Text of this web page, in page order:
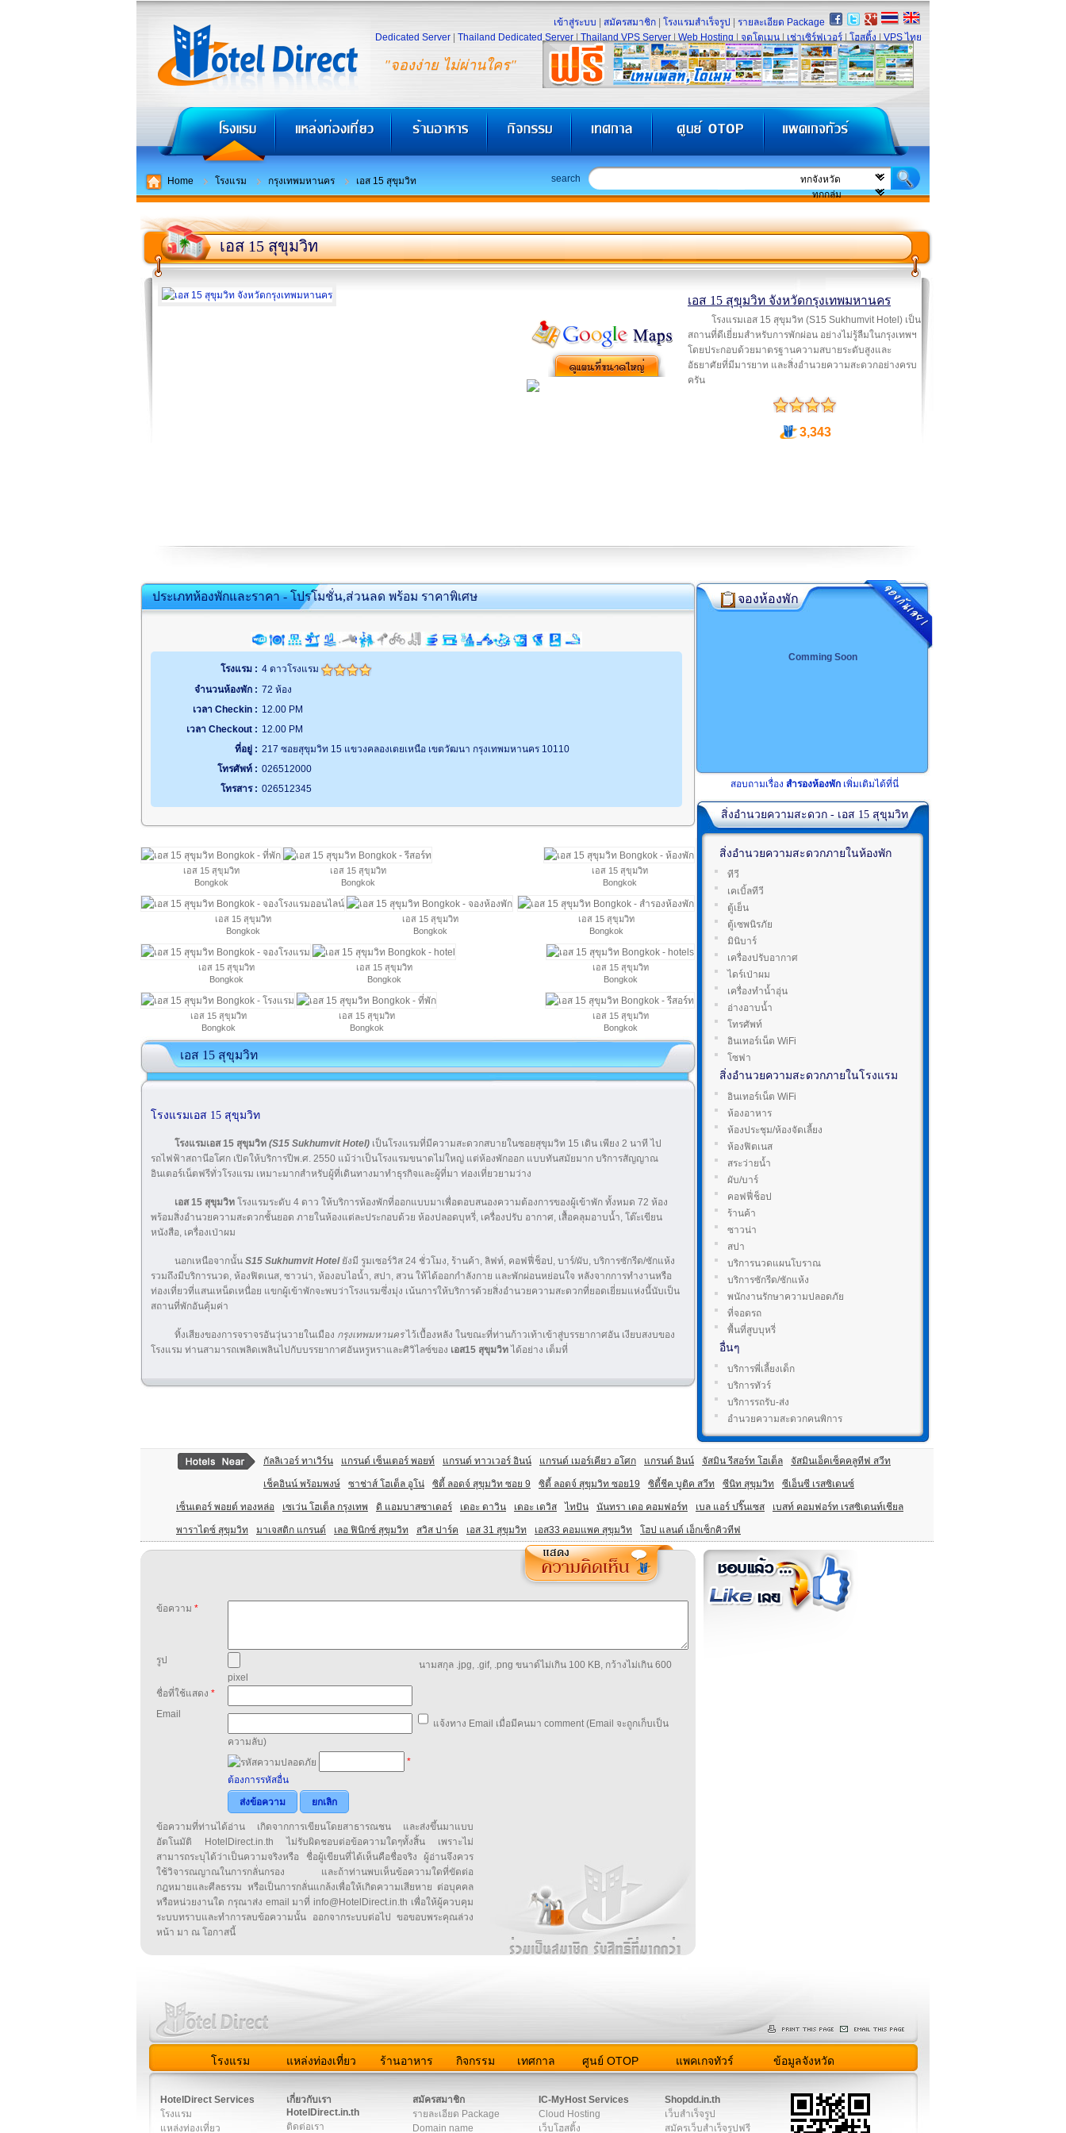
"จองง่าย ไม่ผ่านใคร"
เข้าสู่ระบบ สมัครสมาชิก โรงแรมสำเร็จรูป
รายละเอียด Package
Dedicated Server
Thailand Dedicated Server Thailand VPS Server Web Hosting จดโดเมน เช่าเซิร์ฟเวอร์ โฮสติ้ง VPS ไทย
Home โรงแรม กรุงเทพมหานคร เอส 15 สุขุมวิท search
เอส 15 สุขุมวิท
เอส 15 สุขุมวิท จังหวัดกรุงเทพมหานคร
โรงแรมเอส 15 สุขุมวิท (S15 Sukhumvit Hotel) เป็น
สถานที่ดีเยี่ยมสำหรับการพักผ่อน อย่างไม่รู้ลืมในกรุงเทพฯ
โดยประกอบด้วยมาตรฐานความสบายระดับสูงและ
อัธยาศัยที่มีมารยาท และสิ่งอำนวยความสะดวกอย่างครบ
ครัน
3,343
ประเภทห้องพักและราคา - โปรโมชั่น,ส่วนลด พร้อม ราคาพิเศษ
โรงแรม : 4 ดาวโรงแรม
จำนวนห้องพัก : 72 ห้อง
เวลา Checkin : 12.00 PM
เวลา Checkout : 12.00 PM
ที่อยู่ : 217 ซอยสุขุมวิท 15 แขวงคลองเตยเหนือ เขตวัฒนา กรุงเทพมหานคร 10110
โทรศัพท์ : 026512000
โทรสาร : 026512345
เอส 15 สุขุมวิท
Bongkok
เอส 15 สุขุมวิท
Bongkok
เอส 15 สุขุมวิท
Bongkok
เอส 15 สุขุมวิท
Bongkok
เอส 15 สุขุมวิท
Bongkok
เอส 15 สุขุมวิท
Bongkok
เอส 15 สุขุมวิท
Bongkok
เอส 15 สุขุมวิท
Bongkok
เอส 15 สุขุมวิท
Bongkok
เอส 15 สุขุมวิท
Bongkok
เอส 15 สุขุมวิท
Bongkok
เอส 15 สุขุมวิท
Bongkok
เอส 15 สุขุมวิท
โรงแรมเอส 15 สุขุมวิท
โรงแรมเอส 15 สุขุมวิท (S15 Sukhumvit Hotel) เป็นโรงแรมที่มีความสะดวกสบายในซอยสุขุมวิท 15 เดิน เพียง 2 นาที ไป
รถไฟฟ้าสถานีอโศก เปิดให้บริการปีพ.ศ. 2550 แม้ว่าเป็นโรงแรมขนาดไม่ใหญ่ แต่ห้องพักออก แบบทันสมัยมาก บริการสัญญาณ
อินเตอร์เน็ตฟรีทั่วโรงแรม เหมาะมากสำหรับผู้ที่เดินทางมาทำธุรกิจและผู้ที่มา ท่องเที่ยวยามว่าง
เอส 15 สุขุมวิท โรงแรมระดับ 4 ดาว ให้บริการห้องพักที่ออกแบบมาเพื่อตอบสนองความต้องการของผู้เข้าพัก ทั้งหมด 72 ห้อง
พร้อมสิ่งอำนวยความสะดวกชั้นยอด ภายในห้องแต่ละประกอบด้วย ห้องปลอดบุหรี่, เครื่องปรับ อากาศ, เสื้อคลุมอาบน้ำ, โต๊ะเขียน
หนังสือ, เครื่องเป่าผม
นอกเหนือจากนั้น S15 Sukhumvit Hotelยังมี รูมเซอร์วิส 24 ชั่วโมง, ร้านค้า, ลิฟท์, คอฟฟี่ช็อป, บาร์/ผับ, บริการซักรีด/ซักแห้ง
รวมถึงมีบริการนวด, ห้องฟิตเนส, ซาวน่า, ห้องอบไอน้ำ, สปา, สวน ให้ได้ออกกำลังกาย และพักผ่อนหย่อนใจ หลังจากการทำงานหรือ
ท่องเที่ยวที่แสนเหน็ดเหนื่อย แขกผู้เข้าพักจะพบว่าโรงแรมซึ่งมุ่ง เน้นการให้บริการด้วยสิ่งอำนวยความสะดวกที่ยอดเยี่ยมแห่งนี้นับเป็น
สถานที่พักอันคุ้มค่า
ทิ้งเสียงของการจราจรอันวุ่นวายในเมือง กรุงเทพมหานครไว้เบื้องหลัง ในขณะที่ท่านก้าวเท้าเข้าสู่บรรยากาศอัน เงียบสงบของ
โรงแรม ท่านสามารถเพลิดเพลินไปกับบรรยากาศอันหรูหราและศิวิไลซ์ของ เอส15 สุขุมวิท ได้อย่าง เต็มที่
จองห้องพัก
Comming Soon
สอบถามเรื่อง สำรองห้องพัก เพิ่มเติมได้ที่นี่
สิ่งอำนวยความสะดวก - เอส 15 สุขุมวิท
สิ่งอำนวยความสะดวกภายในห้องพัก
ทีวี
เคเบิ้ลทีวี
ตู้เย็น
ตู้เซพนิรภัย
มินิบาร์
เครื่องปรับอากาศ
ไดร์เป่าผม
เครื่องทำน้ำอุ่น
อ่างอาบน้ำ
โทรศัพท์
อินเทอร์เน็ต WiFi
โซฟา
สิ่งอำนวยความสะดวกภายในโรงแรม
อินเทอร์เน็ต WiFi
ห้องอาหาร
ห้องประชุม/ห้องจัดเลี้ยง
ห้องฟิตเนส
สระว่ายน้ำ
ผับ/บาร์
คอฟฟี่ช็อป
ร้านค้า
ซาวน่า
สปา
บริการนวดแผนโบราณ
บริการซักรีด/ซักแห้ง
พนักงานรักษาความปลอดภัย
ที่จอดรถ
พื้นที่สูบบุหรี่
อื่นๆ
บริการพี่เลี้ยงเด็ก
บริการทัวร์
บริการรถรับ-ส่ง
อำนวยความสะดวกคนพิการ
กัลลิเวอร์ ทาเวิร์น แกรนด์ เซ็นเตอร์ พอยท์ แกรนด์ ทาวเวอร์ อินน์ แกรนด์ เมอร์เคียว อโศก แกรนด์ อินน์ จัสมิน รีสอร์ท โฮเต็ล จัสมินเอ็คเซ็คคลูทีฟ สวีท
เช็คอินน์ พร้อมพงษ์ ซาช่าส์ โฮเต็ล อูโน่ ซิตี้ ลอดจ์ สุขุมวิท ซอย 9 ซิตี้ ลอดจ์ สุขุมวิท ซอย19 ซิตี้ชีค บูติค สวีท ซีนิท สุขุมวิท ซีเอ็นซี เรสซิเดนซ์
เซ็นเตอร์ พอยต์ ทองหล่อ เซเว่น โฮเต็ล กรุงเทพ ดิ แอมบาสซาเดอร์ เดอะ ดาวิน เดอะ เดวิส ไทปัน นันทรา เดอ คอมฟอร์ท เบล แอร์ ปริ๊นเซส เบสท์ คอมฟอร์ท เรสซิเดนท์เชียล
พาราไดซ์ สุขุมวิท มาเจสติก แกรนด์ เลอ ฟินิกซ์ สุขุมวิท สวิส ปาร์ค เอส 31 สุขุมวิท เอส33 คอมแพค สุขุมวิท โฮป แลนด์ เอ็กเซ็กคิวทีฟ
ข้อความ *
รูป
นามสกุล .jpg, .gif, .png ขนาด์ไม่เกิน 100 KB, กว้างไม่เกิน 600
pixel
ชื่อที่ใช้แสดง *
Email
แจ้งทาง Email เมื่อมีคนมา comment (Email จะถูกเก็บเป็น
ความลับ)
*
ต้องการรหัสอื่น
ส่งข้อความ
ยกเลิก
ข้อความที่ท่านได้อ่าน เกิดจากการเขียนโดยสาธารณชน และส่งขึ้นมาแบบ
อัตโนมัติ HotelDirect.in.th ไม่รับผิดชอบต่อข้อความใดๆทั้งสิ้น เพราะไม่
สามารถระบุได้ว่าเป็นความจริงหรือ ชื่อผู้เขียนที่ได้เห็นคือชื่อจริง ผู้อ่านจึงควร
ใช้วิจารณญาณในการกลั่นกรอง และถ้าท่านพบเห็นข้อความใดที่ขัดต่อ
กฎหมายและศีลธรรม หรือเป็นการกลั่นแกล้งเพื่อให้เกิดความเสียหาย ต่อบุคคล
หรือหน่วยงานใด กรุณาส่ง email มาที่ info@HotelDirect.in.th เพื่อให้ผู้ควบคุม
ระบบทราบและทำการลบข้อความนั้น ออกจากระบบต่อไป ขอขอบพระคุณล่วง
หน้า มา ณ โอกาสนี้
โรงแรม แหล่งท่องเที่ยว ร้านอาหาร กิจกรรม เทศกาล ศูนย์ OTOP แพคเกจทัวร์ ข้อมูลจังหวัด
HotelDirect Services
โรงแรม
แหล่งท่องเที่ยว
เกี่ยวกับเรา
HotelDirect.in.th
ติดต่อเรา
สมัครสมาชิก
รายละเอียด Package
Domain name
IC-MyHost Services
Cloud Hosting
เว็บโฮสติ้ง
Shopdd.in.th
เว็บสำเร็จรูป
สมัครเว็บสำเร็จรูปฟรี